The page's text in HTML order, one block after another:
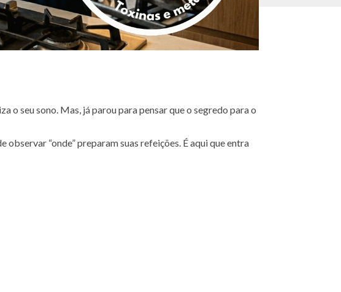
o seu sono. Mas, já parou para pensar que o segredo para o
“onde” preparam suas refeições. É aqui que entra